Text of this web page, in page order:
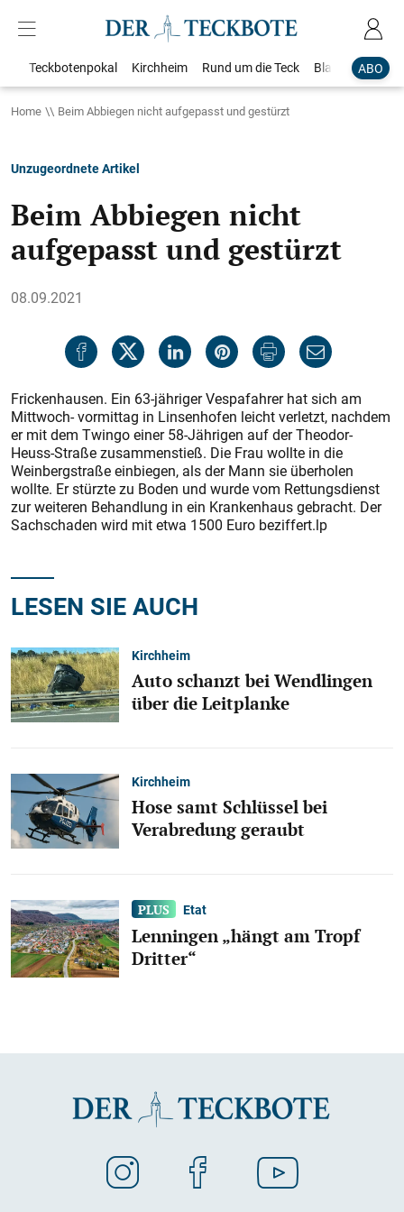
ABO
Teckbotenpokal Kirchheim Rund um die Teck Blaulicht
Home Beim Abbiegen nicht aufgepasst und gestürzt
Unzugeordnete Artikel
Beim Abbiegen nicht
aufgepasst und gestürzt
08.09.2021
Frickenhausen. Ein 63-jähriger Vespafahrer hat sich am
Mittwoch- vormittag in Linsenhofen leicht verletzt, nachdem
er mit dem Twingo einer 58-Jährigen auf der Theodor-
Heuss-Straße zusammenstieß. Die Frau wollte in die
Weinbergstraße einbiegen, als der Mann sie überholen
wollte. Er stürzte zu Boden und wurde vom Rettungsdienst
zur weiteren Behandlung in ein Krankenhaus gebracht. Der
Sachschaden wird mit etwa 1500 Euro beziffert.lp
LESEN SIE AUCH
Kirchheim
Auto schanzt bei Wendlingen
über die Leitplanke
Kirchheim
Hose samt Schlüssel bei
Verabredung geraubt
Etat
Lenningen „hängt am Tropf
Dritter“